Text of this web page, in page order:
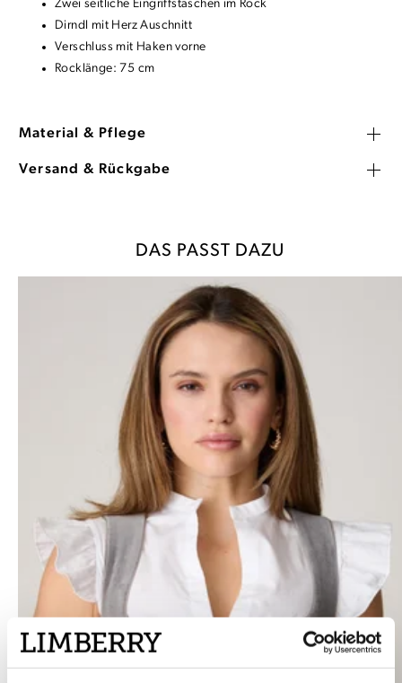
Zwei seitliche Eingriffstaschen im Rock
Dirndl mit Herz Auschnitt
Verschluss mit Haken vorne
Rocklänge: 75 cm
Material & Pflege
Versand & Rückgabe
DAS PASST DAZU